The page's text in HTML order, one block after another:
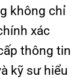
không chỉ
xác
thông tin
kỹ sư hiểu